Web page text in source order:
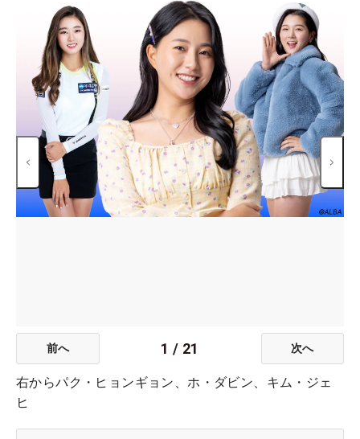
前へ 1 / 21 次へ
右からパク・ヒョンギョン、ホ・ダビン、キム・ジェ
ヒ